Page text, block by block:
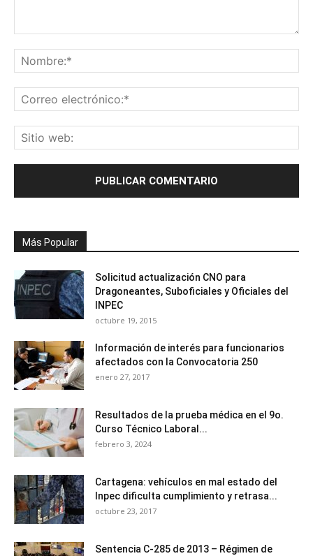
Más Popular
Solicitud actualización CNO para
Dragoneantes, Suboficiales y Oficiales del
INPEC
octubre 19, 2015
Información de interés para funcionarios
afectados con la Convocatoria 250
enero 27, 2017
Resultados de la prueba médica en el 9o.
Curso Técnico Laboral...
febrero 3, 2024
Cartagena: vehículos en mal estado del
Inpec dificulta cumplimiento y retrasa...
octubre 23, 2017
Sentencia C-285 de 2013 – Régimen de